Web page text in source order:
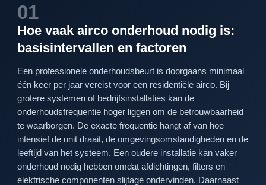
01
Hoe vaak airco onderhoud nodig is:
basisintervallen en factoren
Een professionele onderhoudsbeurt is doorgaans minimaal
één keer per jaar vereist voor een residentiële airco. Bij
grotere systemen of bedrijfsinstallaties kan de
onderhoudsfrequentie hoger liggen om de betrouwbaarheid
te waarborgen. De exacte frequentie hangt af van hoe
intensief de unit draait, de omgevingsomstandigheden en de
leeftijd van het systeem. Een oudere installatie kan vaker
onderhoud nodig hebben omdat afdichtingen, filters en
elektrische componenten slijtage ondervinden. Daarnaast